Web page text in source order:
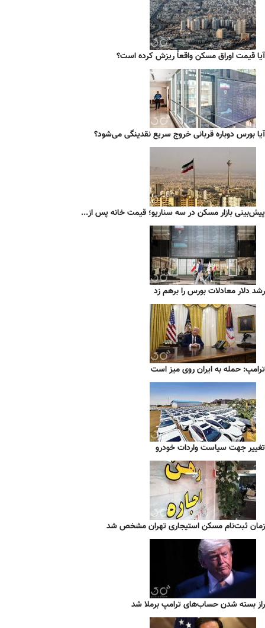
آیا قیمت اوراق مسکن واقعاً ریزش کرده است؟
آیا بورس دوباره قربانی خروج سریع نقدینگی می‌شود؟
پیش‌بینی بازار مسکن در سه سناریو؛ قیمت خانه پس از...
رشد دلار معادلات بورس را برهم زد
ترامپ: حمله به ایران روی میز است
تغییر جهت سیاست واردات خودرو
زمان ثبت‌نام مسکن استیجاری تهران مشخص شد
راز بسته شدن حساب‌های ترامپ برملا شد